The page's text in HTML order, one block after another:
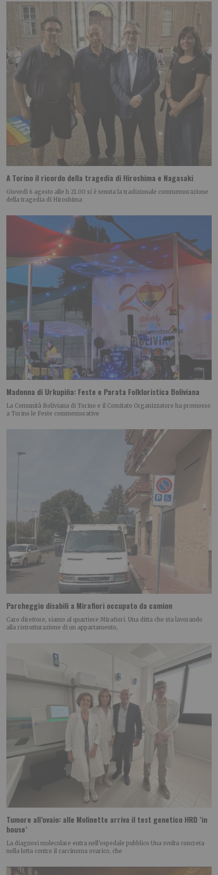
A Torino il ricordo della tragedia di Hiroshima e Nagasaki
Giovedì 6 agosto alle h 21.00 si è tenuta la tradizionale commemorazione
della tragedia di Hiroshima
Madonna di Urkupiña: Feste e Parata Folkloristica Boliviana
La Comunità Boliviana di Torino e il Comitato Organizzatore ha promosso
a Torino le Feste commemorative
Parcheggio disabili a Mirafiori occupato da camion
Caro direttore, siamo al quartiere Mirafiori. Una ditta che sta lavorando
alla ristrutturazione di un appartamento,
Tumore all’ovaio: alle Molinette arriva il test genetico HRD ‘in
house’
La diagnosi molecolare entra nell’ospedale pubblico Una svolta concreta
nella lotta contro il carcinoma ovarico, che